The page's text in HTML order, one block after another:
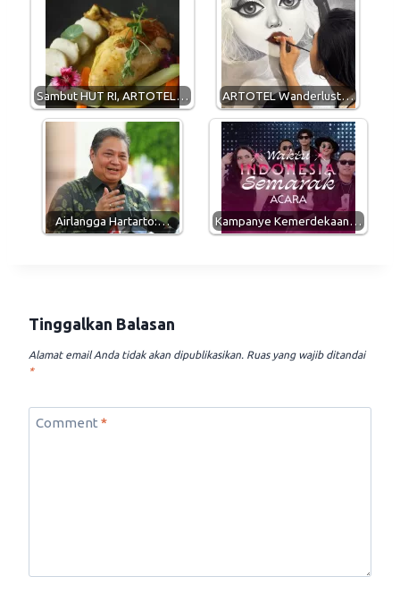
A
p
p
g
r
a
m
b
o
o
k
Sambut HUT RI, ARTOTEL… ARTOTEL Wanderlust…
Airlangga Hartarto:… Kampanye Kemerdekaan…
Tinggalkan Balasan
Alamat email Anda tidak akan dipublikasikan. Ruas yang wajib ditandai
*
Comment *